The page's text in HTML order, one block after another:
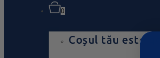
0
Coșul tău este gol